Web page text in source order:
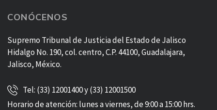
CONÓCENOS
Supremo Tribunal de Justicia del Estado de Jalisco
Hidalgo No. 190, col. centro, C.P. 44100, Guadalajara,
Jalisco, México.
Tel: (33) 12001400 y (33) 12001500
Horario de atención: lunes a viernes, de 9:00 a 15:00 hrs.